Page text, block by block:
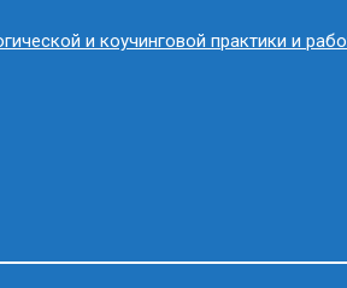
и коучинговой практики и